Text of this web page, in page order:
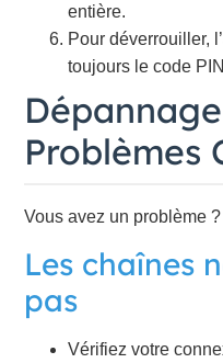
entière.
Pour déverrouiller,
toujours le code
Problèmes
Vous avez un problème
Les chaînes
pas
Vérifiez votre